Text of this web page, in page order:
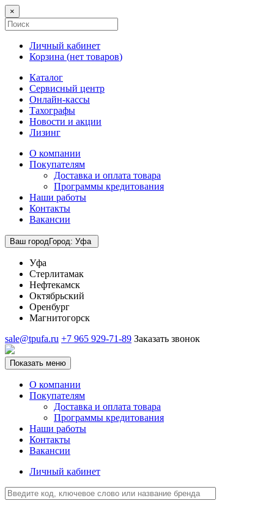
×
Личный кабинет
Корзина (нет товаров)
Каталог
Сервисный центр
Онлайн-кассы
Тахографы
Новости и акции
Лизинг
О компании
Покупателям
Доставка и оплата товара
Программы кредитования
Наши работы
Контакты
Вакансии
Ваш городГород: Уфа
Уфа
Стерлитамак
Нефтекамск
Октябрьский
Оренбург
Магнитогорск
sale@tpufa.ru +7 965 929-71-89 Заказать звонок
Показать меню
О компании
Покупателям
Доставка и оплата товара
Программы кредитования
Наши работы
Контакты
Вакансии
Личный кабинет